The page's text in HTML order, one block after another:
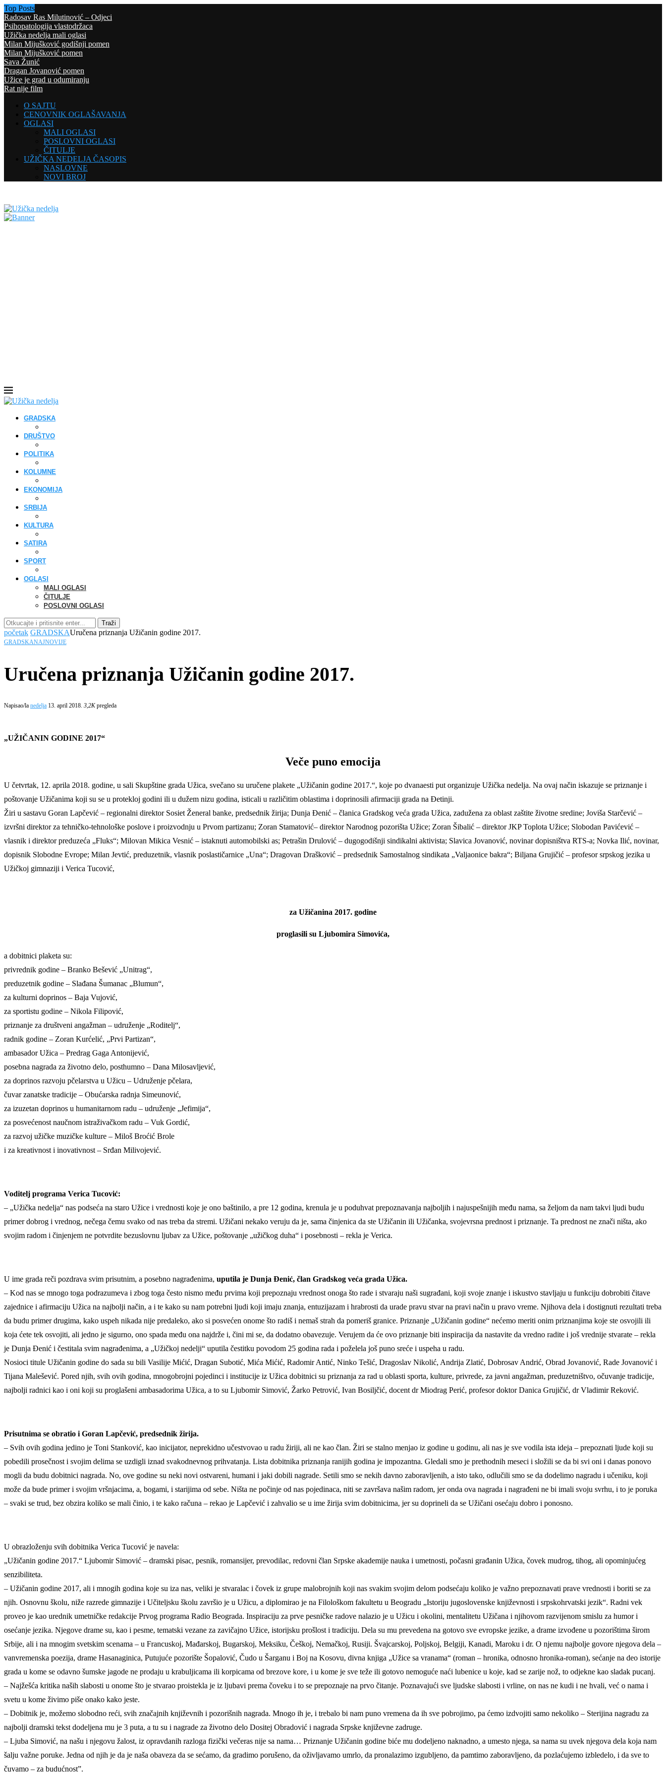
Top Posts
Radosav Ras Milutinović – Odjeci
Psihopatologija vlastodržaca
Užička nedelja mali oglasi
Milan Mijušković godišnji pomen
Milan Mijušković pomen
Sava Žunić
Dragan Jovanović pomen
Užice je grad u odumiranju
Rat nije film
O SAJTU
CENOVNIK OGLAŠAVANJA
OGLASI
MALI OGLASI
POSLOVNI OGLASI
ČITULJE
UŽIČKA NEDELJA ČASOPIS
NASLOVNE
NOVI BROJ
GRADSKA
DRUŠTVO
POLITIKA
KOLUMNE
EKONOMIJA
SRBIJA
KULTURA
SATIRA
SPORT
OGLASI
MALI OGLASI
ČITULJE
POSLOVNI OGLASI
Traži
početak GRADSKAUručena priznanja Užičanin godine 2017.
GRADSKANAJNOVIJE
Uručena priznanja Užičanin godine 2017.
Napisao/la nedelja 13. april 2018. 3,2Kpregleda
„UŽIČANIN GODINE 2017“
Veče puno emocija
U četvrtak, 12. aprila 2018. godine, u sali Skupštine grada Užica, svečano su uručene plakete „Užičanin godine 2017.“, koje po dvanaesti put organizuje Užička nedelja. Na ovaj način iskazuje se priznanje i
poštovanje Užičanima koji su se u protekloj godini ili u dužem nizu godina, isticali u različitim oblastima i doprinosili afirmaciji grada na Đetinji.
Žiri u sastavu Goran Lapčević – regionalni direktor Sosiet Ženeral banke, predsednik žirija; Dunja Đenić – članica Gradskog veća grada Užica, zadužena za oblast zaštite životne sredine; Joviša Starčević –
izvršni direktor za tehničko-tehnološke poslove i proizvodnju u Prvom partizanu; Zoran Stamatović– direktor Narodnog pozorišta Užice; Zoran Šibalić – direktor JKP Toplota Užice; Slobodan Pavićević –
vlasnik i direktor preduzeća „Fluks“; Milovan Mikica Vesnić – istaknuti automobilski as; Petrašin Drulović – dugogodišnji sindikalni aktivista; Slavica Jovanović, novinar dopisništva RTS-a; Novka Ilić, novinar,
dopisnik Slobodne Evrope; Milan Jevtić, preduzetnik, vlasnik poslastičarnice „Una“; Dragovan Drašković – predsednik Samostalnog sindikata „Valjaonice bakra“; Biljana Grujičić – profesor srpskog jezika u
Užičkoj gimnaziji i Verica Tucović,
za Užičanina 2017. godine
proglasili su Ljubomira Simovića,
a dobitnici plaketa su:
privrednik godine – Branko Bešević „Unitrag“,
preduzetnik godine – Slađana Šumanac „Blumun“,
za kulturni doprinos – Baja Vujović,
za sportistu godine – Nikola Filipović,
priznanje za društveni angažman – udruženje „Roditelj“,
radnik godine – Zoran Kurćelić, „Prvi Partizan“,
ambasador Užica – Predrag Gaga Antonijević,
posebna nagrada za životno delo, posthumno – Dana Milosavljević,
za doprinos razvoju pčelarstva u Užicu – Udruženje pčelara,
čuvar zanatske tradicije – Obućarska radnja Simeunović,
za izuzetan doprinos u humanitarnom radu – udruženje „Jefimija“,
za posvećenost naučnom istraživačkom radu – Vuk Gordić,
za razvoj užičke muzičke kulture – Miloš Broćić Brole
i za kreativnost i inovativnost – Srđan Milivojević.
Voditelj programa Verica Tucović:
– „Užička nedelja“ nas podseća na staro Užice i vrednosti koje je ono baštinilo, a pre 12 godina, krenula je u poduhvat prepoznavanja najboljih i najuspešnijih među nama, sa željom da nam takvi ljudi budu
primer dobrog i vrednog, nečega čemu svako od nas treba da stremi. Užičani nekako veruju da je, sama činjenica da ste Užičanin ili Užičanka, svojevrsna prednost i priznanje. Ta prednost ne znači ništa, ako
svojim radom i činjenjem ne potvrdite bezuslovnu ljubav za Užice, poštovanje „užičkog duha“ i posebnosti – rekla je Verica.
U ime grada reči pozdrava svim prisutnim, a posebno nagrađenima, uputila je Dunja Đenić, član Gradskog veća grada Užica.
– Kod nas se mnogo toga podrazumeva i zbog toga često nismo među prvima koji prepoznaju vrednost onoga što rade i stvaraju naši sugrađani, koji svoje znanje i iskustvo stavljaju u funkciju dobrobiti čitave
zajednice i afirmaciju Užica na najbolji način, a i te kako su nam potrebni ljudi koji imaju znanja, entuzijazam i hrabrosti da urade pravu stvar na pravi način u pravo vreme. Njihova dela i dostignuti rezultati treba
da budu primer drugima, kako uspeh nikada nije predaleko, ako si posvećen onome što radiš i nemaš strah da pomeriš granice. Priznanje „Užičanin godine“ nećemo meriti onim priznanjima koje ste osvojili ili
koja ćete tek osvojiti, ali jedno je sigurno, ono spada među ona najdrže i, čini mi se, da dodatno obavezuje. Verujem da će ovo priznanje biti inspiracija da nastavite da vredno radite i još vrednije stvarate – rekla
je Dunja Đenić i čestitala svim nagrađenima, a „Užičkoj nedelji“ uputila čestitku povodom 25 godina rada i poželela još puno sreće i uspeha u radu.
Nosioci titule Užičanin godine do sada su bili Vasilije Mićić, Dragan Subotić, Mića Mićić, Radomir Antić, Ninko Tešić, Dragoslav Nikolić, Andrija Zlatić, Dobrosav Andrić, Obrad Jovanović, Rade Jovanović i
Tijana Malešević. Pored njih, svih ovih godina, mnogobrojni pojedinci i institucije iz Užica dobitnici su priznanja za rad u oblasti sporta, kulture, privrede, za javni angažman, preduzetništvo, očuvanje tradicije,
najbolji radnici kao i oni koji su proglašeni ambasadorima Užica, a to su Ljubomir Simović, Žarko Petrović, Ivan Bosiljčić, docent dr Miodrag Perić, profesor doktor Danica Grujičić, dr Vladimir Reković.
Prisutnima se obratio i Goran Lapčević, predsednik žirija.
– Svih ovih godina jedino je Toni Stanković, kao inicijator, neprekidno učestvovao u radu žiriji, ali ne kao član. Žiri se stalno menjao iz godine u godinu, ali nas je sve vodila ista ideja – prepoznati ljude koji su
pobedili prosečnost i svojim delima se uzdigli iznad svakodnevnog prihvatanja. Lista dobitnika priznanja ranijih godina je impozantna. Gledali smo je prethodnih meseci i složili se da bi svi oni i danas ponovo
mogli da budu dobitnici nagrada. No, ove godine su neki novi ostvareni, humani i jaki dobili nagrade. Setili smo se nekih davno zaboravljenih, a isto tako, odlučili smo se da dodelimo nagradu i učeniku, koji
može da bude primer i svojim vršnjacima, a, bogami, i starijima od sebe. Ništa ne počinje od nas pojedinaca, niti se završava našim radom, jer onda ova nagrada i nagrađeni ne bi imali svoju svrhu, i to je poruka
– svaki se trud, bez obzira koliko se mali činio, i te kako računa – rekao je Lapčević i zahvalio se u ime žirija svim dobitnicima, jer su doprineli da se Užičani osećaju dobro i ponosno.
U obrazloženju svih dobitnika Verica Tucović je navela:
„Užičanin godine 2017.“ Ljubomir Simović – dramski pisac, pesnik, romansijer, prevodilac, redovni član Srpske akademije nauka i umetnosti, počasni građanin Užica, čovek mudrog, tihog, ali opominjućeg
senzibiliteta.
– Užičanin godine 2017, ali i mnogih godina koje su iza nas, veliki je stvaralac i čovek iz grupe malobrojnih koji nas svakim svojim delom podsećaju koliko je važno prepoznavati prave vrednosti i boriti se za
njih. Osnovnu školu, niže razrede gimnazije i Učiteljsku školu završio je u Užicu, a diplomirao je na Filološkom fakultetu u Beogradu „Istoriju jugoslovenske književnosti i srpskohrvatski jezik“. Radni vek
proveo je kao urednik umetničke redakcije Prvog programa Radio Beograda. Inspiraciju za prve pesničke radove nalazio je u Užicu i okolini, mentalitetu Užičana i njihovom razvijenom smislu za humor i
osećanje jezika. Njegove drame su, kao i pesme, tematski vezane za zavičajno Užice, istorijsku prošlost i tradiciju. Dela su mu prevedena na gotovo sve evropske jezike, a drame izvođene u pozorištima širom
Srbije, ali i na mnogim svetskim scenama – u Francuskoj, Mađarskoj, Bugarskoj, Meksiku, Češkoj, Nemačkoj, Rusiji. Švajcarskoj, Poljskoj, Belgiji, Kanadi, Maroku i dr. O njemu najbolje govore njegova dela –
vanvremenska poezija, drame Hasanaginica, Putujuće pozorište Šopalović, Čudo u Šarganu i Boj na Kosovu, divna knjiga „Užice sa vranama“ (roman – hronika, odnosno hronika-roman), sećanje na deo istorije
grada u kome se odavno šumske jagode ne prodaju u krabuljicama ili korpicama od brezove kore, i u kome je sve teže ili gotovo nemoguće naći lubenice u koje, kad se zarije nož, to odjekne kao sladak pucanj.
– Najžešća kritika naših slabosti u onome što je stvarao proistekla je iz ljubavi prema čoveku i to se prepoznaje na prvo čitanje. Poznavajući sve ljudske slabosti i vrline, on nas ne kudi i ne hvali, već o nama i
svetu u kome živimo piše onako kako jeste.
– Dobitnik je, možemo slobodno reći, svih značajnih književnih i pozorišnih nagrada. Mnogo ih je, i trebalo bi nam puno vremena da ih sve pobrojimo, pa ćemo izdvojiti samo nekoliko – Sterijina nagradu za
najbolji dramski tekst dodeljena mu je 3 puta, a tu su i nagrade za životno delo Dositej Obradović i nagrada Srpske književne zadruge.
– Ljuba Simović, na našu i njegovu žalost, iz opravdanih razloga fizički večeras nije sa nama… Priznanje Užičanin godine biće mu dodeljeno naknadno, a umesto njega, sa nama su uvek njegova dela koja nam
šalju važne poruke. Jedna od njih je da je naša obaveza da se sećamo, da gradimo porušeno, da oživljavamo umrlo, da pronalazimo izgubljeno, da pamtimo zaboravljeno, da pozlaćujemo izbledelo, i da sve to
čuvamo – za budućnost”.